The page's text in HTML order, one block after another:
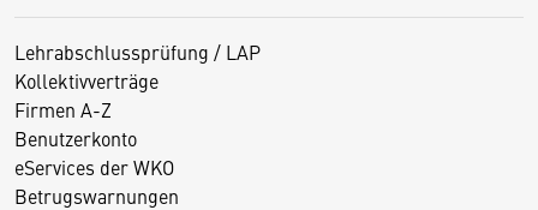
Lehrabschlussprüfung / LAP
Kollektivverträge
Firmen A-Z
Benutzerkonto
eServices der WKO
Betrugswarnungen